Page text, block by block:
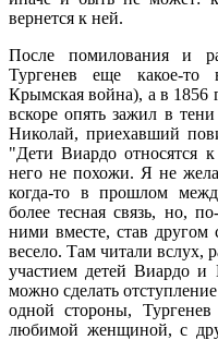
вернется к ней.
После помилования и
Тургенев еще какое-
Крымская война), а в 1856
вскоре опять зажил в
Николай, приехавший
"Дети Виардо относятся
него не похожи. Я не
когда-то в прошлом
более тесная связь, но,
ними вместе, став другом
весело. Там читали вслух,
участием детей Виардо
можно сделать
одной стороны,
любимой женщиной, с